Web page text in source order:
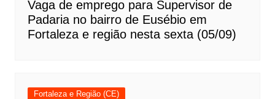
Vaga de emprego para Supervisor de
Padaria no bairro de Eusébio em
Fortaleza e região nesta sexta (05/09)
Fortaleza e Região (CE)